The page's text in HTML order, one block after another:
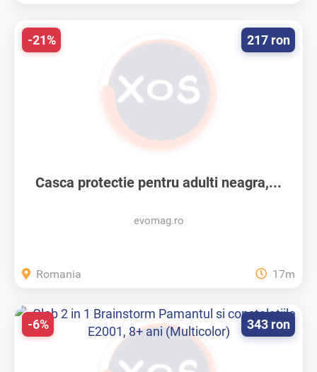
Casca protectie pentru adulti neagra,...
evomag.ro
217 ron
-21%
Romania 17m
343 ron
-6%